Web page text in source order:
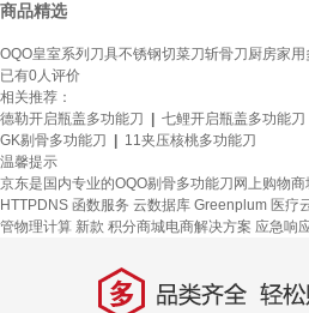
商品精选
OQO皇室系列刀具不锈钢切菜刀斩骨刀厨房家
已有0人评价
相关推荐：
德勒开启瓶盖多功能刀
七鲤开启瓶盖多功能刀
GK剔骨多功能刀
11夹压核桃多功能刀
温馨提示
京东是国内专业的OQO剔骨多功能刀网上购物
HTTPDNS 函数服务 云数据库 Greenplum 医疗
管物理计算 新款 积分商城电商解决方案 应急响
多 品类齐全，轻松